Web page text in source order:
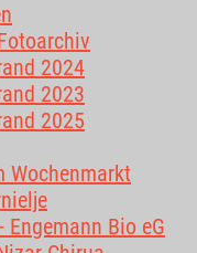
2024
2023
2025
Wochenmarkt
Engemann Bio eG